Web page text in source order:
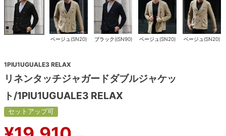
ベージュ(SN20) ブラック((SN90) ベージュ(SN20) ベージュ(SN20)
1PIU1UGUALE3 RELAX
リネンタッチジャガードダブルジャケッ
ト/1PIU1UGUALE3 RELAX
セットアップ可